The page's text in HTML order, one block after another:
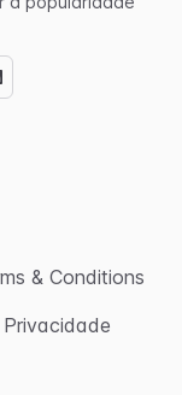
& Conditions